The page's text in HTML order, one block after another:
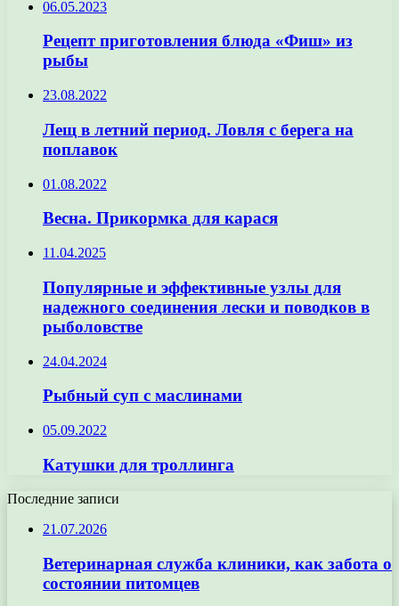
06.05.2023
Рецепт приготовления блюда «Фиш» из
рыбы
23.08.2022
Лещ в летний период. Ловля с берега на
поплавок
01.08.2022
Весна. Прикормка для карася
11.04.2025
Популярные и эффективные узлы для
надежного соединения лески и поводков в
рыболовстве
24.04.2024
Рыбный суп с маслинами
05.09.2022
Катушки для троллинга
Последние записи
21.07.2026
Ветеринарная служба клиники, как забота о
состоянии питомцев